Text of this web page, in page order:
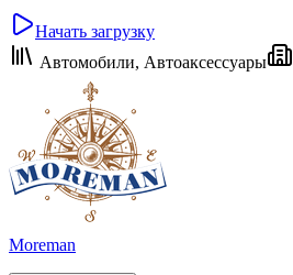
Начать загрузку
Автомобили, Автоаксессуары
Moreman